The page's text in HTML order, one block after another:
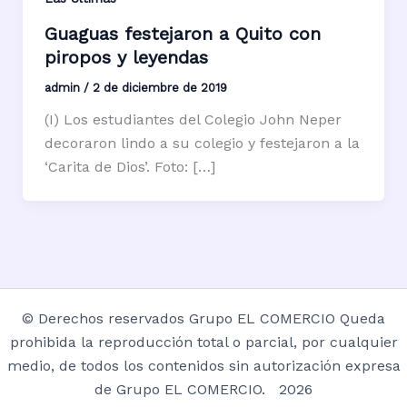
Guaguas festejaron a Quito con
piropos y leyendas
admin / 2 de diciembre de 2019
(I) Los estudiantes del Colegio John Neper
decoraron lindo a su colegio y festejaron a la
‘Carita de Dios’. Foto: […]
© Derechos reservados Grupo EL COMERCIO Queda
prohibida la reproducción total o parcial, por cualquier
medio, de todos los contenidos sin autorización expresa
de Grupo EL COMERCIO. 2026